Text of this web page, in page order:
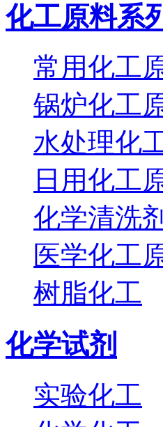
化工原料系
常用化工
锅炉化工
水处理化
日用化工
化学清洗
医学化工
树脂化工
化学试剂
实验化工